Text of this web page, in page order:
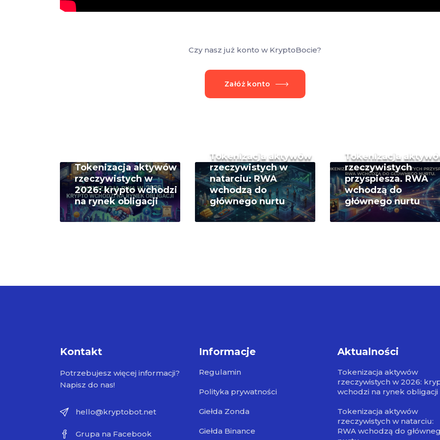
Czy nasz już konto w KryptoBocie?
Załóż konto
Tokenizacja aktywów
rzeczywistych w
2026: krypto wchodzi
na rynek obligacji
Tokenizacja aktywów
rzeczywistych w
natarciu: RWA
wchodzą do
głównego nurtu
Tokenizacja
rzeczywistych
przyspiesza. RWA
wchodzą do
głównego nurtu
Kontakt
Potrzebujesz więcej informacji?
Napisz do nas!
hello@kryptobot.net
Grupa na Facebook
Informacje
Regulamin
Polityka prywatności
Giełda Zonda
Giełda Binance
Aktualności
Tokenizacja aktywów
rzeczywistych w 2026:
wchodzi na rynek obligacji
Tokenizacja aktywów
rzeczywistych w natarciu:
RWA wchodzą do